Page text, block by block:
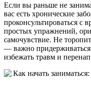
Если вы раньше не
вас есть хронические
проконсультироваться с
простых упражнений,
самочувствие. Не
— важно придерживаться
избежать травм и